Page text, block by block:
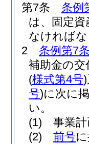
第7条
条例
は、固定資
なければ
2
条例第7
補助金の
(様式第4号)
号)に次に
い。
(1)
事業
(2)
前号